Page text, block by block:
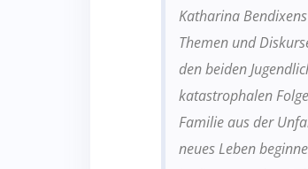
Katharina
Themen und
denbeiden
katastrophalen
Familie aus der
neuesLeben